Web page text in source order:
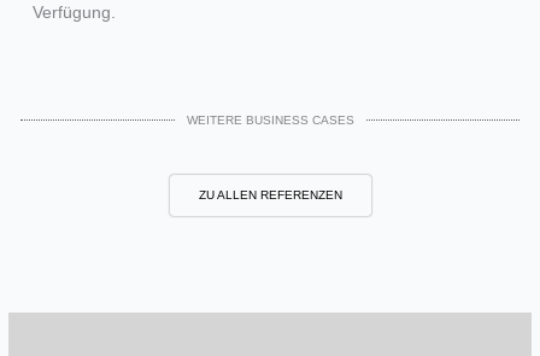
Verfügung.
WEITERE BUSINESS CASES
ZU ALLEN REFERENZEN